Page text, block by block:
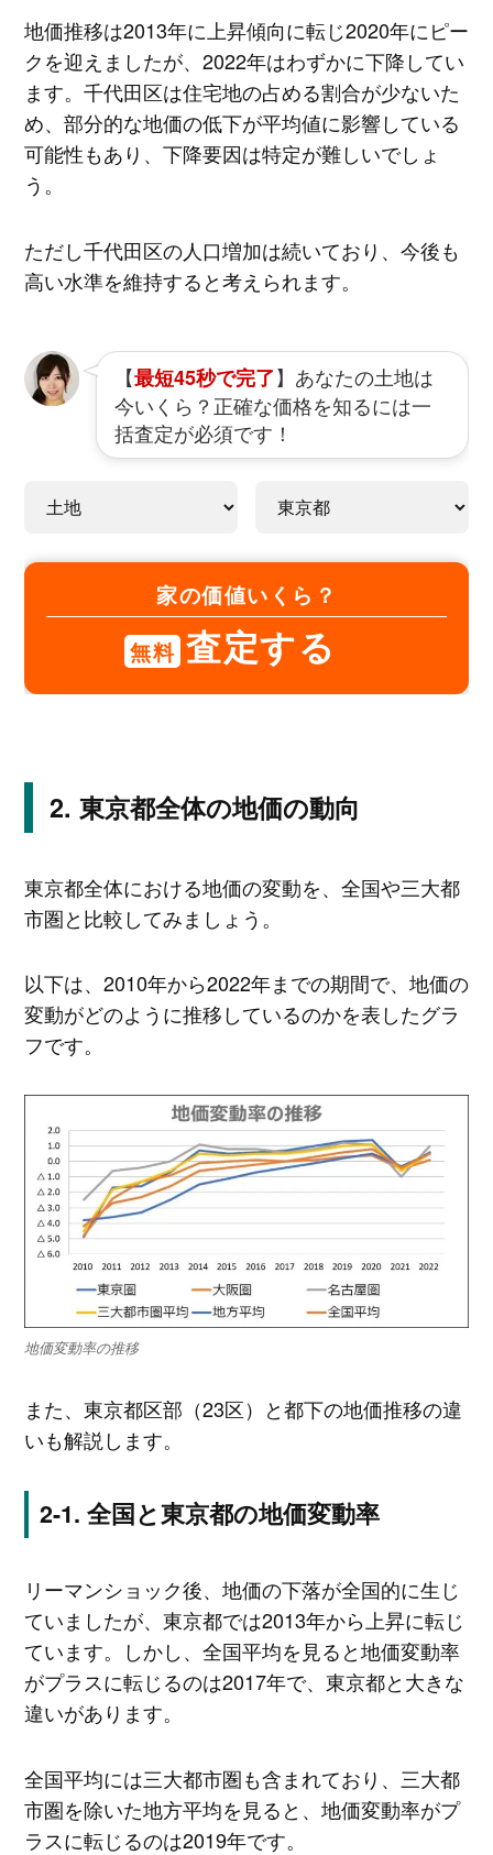
地価推移は2013年に上昇傾向に転じ2020年にピー
クを迎えましたが、2022年はわずかに下降してい
ます。千代田区は住宅地の占める割合が少ないた
め、部分的な地価の低下が平均値に影響している
可能性もあり、下降要因は特定が難しいでしょ
う。
ただし千代田区の人口増加は続いており、今後も
高い水準を維持すると考えられます。
【最短45秒で完了】あなたの土地は
今いくら？正確な価格を知るには一
括査定が必須です！
家の価値いくら？
無料 査定する
東京都全体の地価の動向
東京都全体における地価の変動を、全国や三大都
市圏と比較してみましょう。
以下は、2010年から2022年までの期間で、地価の
変動がどのように推移しているのかを表したグラ
フです。
地価変動率の推移
また、東京都区部（23区）と都下の地価推移の違
いも解説します。
全国と東京都の地価変動率
リーマンショック後、地価の下落が全国的に生じ
ていましたが、東京都では2013年から上昇に転じ
ています。しかし、全国平均を見ると地価変動率
がプラスに転じるのは2017年で、東京都と大きな
違いがあります。
全国平均には三大都市圏も含まれており、三大都
市圏を除いた地方平均を見ると、地価変動率がプ
ラスに転じるのは2019年です。